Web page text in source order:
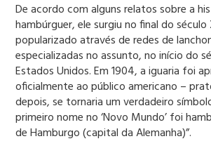
De acordo com alguns relatos sobre a
hambúrguer, ele surgiu no final do
popularizado através de redes de
especializadas no assunto, no início do
Estados Unidos. Em 1904, a iguaria foi
oficialmente ao público americano –
depois, se tornaria um verdadeiro
primeiro nome no ‘Novo Mundo’ foi
de Hamburgo (capital da Alemanha)”.